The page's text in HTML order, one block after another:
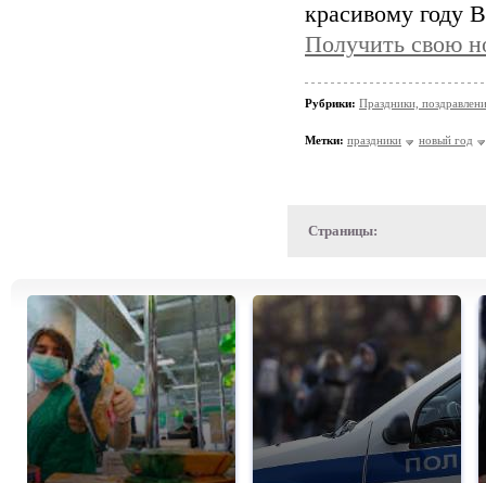
красивому году
Получить свою
Рубрики: Праздники,
Метки: праздники новый год
Страницы: